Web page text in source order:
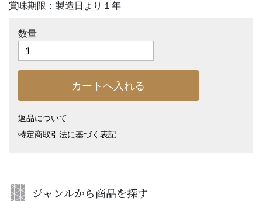
ジャンルから商品を探す
賞味期限：製造日より１年
数量
返品について
特定商取引法に基づく表記